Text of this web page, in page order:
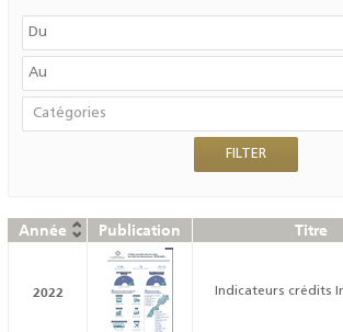
Année Publication Titre
2022 Indicateurs crédits